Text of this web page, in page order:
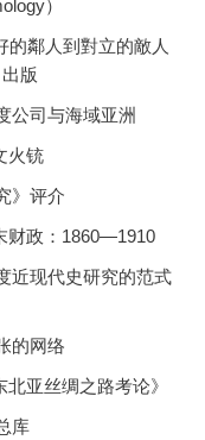
）
的鄰人到對立的敵人
版
公司与海域亚洲
火铳
》评介
财政：1860—1910
近现代史研究的范式
的网络
亚丝绸之路考论》
库